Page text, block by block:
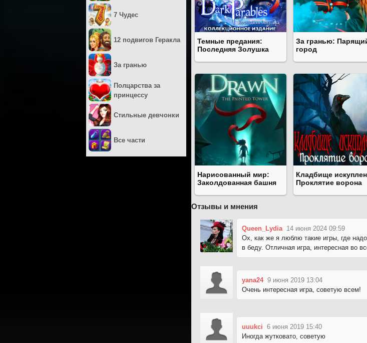
Темные предания:
Последняя Золушка
За гранью:
город
Нарисованный мир:
Заколдованная башня
Кладбище
Проклятие ворона
Отзывы и мнения
Queen_Lydia 14 июня 2024 09:59
Ох, как же я люблю такие игры, где
в беду. Отличная игра, интересная во
yana24 9 июня 2019 13:04
Очень интересная игра, советую всем!
uuukci 6 июня 2019 15:40
Иногда жутковато, советую
7 Чудес
12 подвигов Геракла
За гранью
Полцарства за
принцессу
Стильные девчонки
Все части